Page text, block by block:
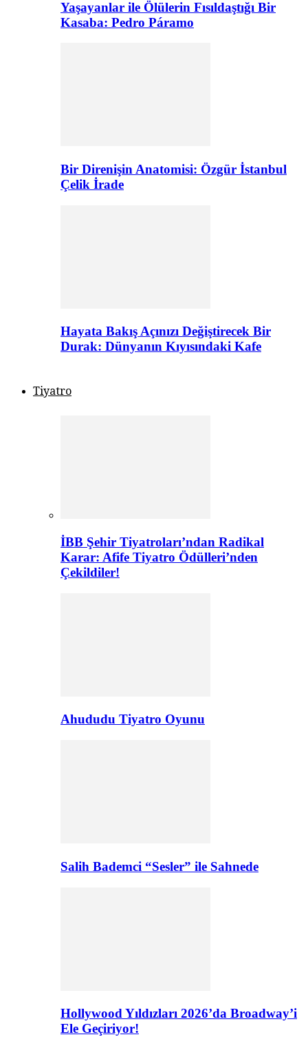
Yaşayanlar ile Ölülerin Fısıldaştığı Bir
Kasaba: Pedro Páramo
Bir Direnişin Anatomisi: Özgür İstanbul
Çelik İrade
Hayata Bakış Açınızı Değiştirecek Bir
Durak: Dünyanın Kıyısındaki Kafe
Tiyatro
İBB Şehir Tiyatroları’ndan Radikal
Karar: Afife Tiyatro Ödülleri’nden
Çekildiler!
Ahududu Tiyatro Oyunu
Salih Bademci “Sesler” ile Sahnede
Hollywood Yıldızları 2026’da Broadway’i
Ele Geçiriyor!